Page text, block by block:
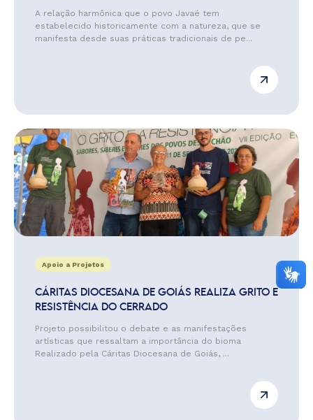
A relação harmônica que o povo Javaé tem
estabelecido historicamente com a natureza, que se
manifesta desde suas práticas tradicionais de pe...
Apoio a Projetos
CÁRITAS DIOCESANA DE GOIÁS REALIZA GRITO E
RESISTÊNCIA DO CERRADO
Projeto possibilitou o debate e as manifestações
artísticas que ressaltam a importância do bioma
Realizado pela Cáritas Diocesana de Goiás, ...